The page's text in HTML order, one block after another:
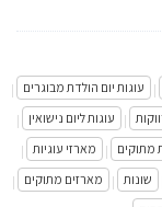
| עוגות יום הולדת מבוגרים
|
| עוגות ליום נישואין
|
מתוקים | מארזי עוגיות |
שונות | מארזים מתוקים
|